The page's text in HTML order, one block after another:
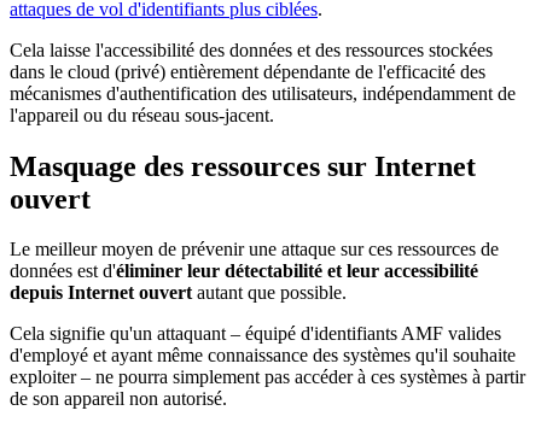
attaques de vol d'identifiants plus ciblées.
Cela laisse l'accessibilité des données et des ressources stockées
dans le cloud (privé) entièrement dépendante de l'efficacité des
mécanismes d'authentification des utilisateurs, indépendamment de
l'appareil ou du réseau sous-jacent.
Masquage des ressources sur Internet
ouvert
Le meilleur moyen de prévenir une attaque sur ces ressources de
données est d'éliminer leur détectabilité et leur accessibilité
depuis Internet ouvertautant que possible.
Cela signifie qu'un attaquant – équipé d'identifiants AMF valides
d'employé et ayant même connaissance des systèmes qu'il souhaite
exploiter – ne pourra simplement pas accéder à ces systèmes à partir
de son appareil non autorisé.